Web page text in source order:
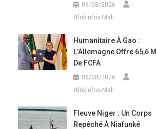
06/08/2026
Afrikinfos-Mali
Humanitaire À Gao :
L’Allemagne Offre 65,6
De FCFA
06/08/2026
Afrikinfos-Mali
Fleuve Niger : Un Corps
Repêché À Niafunké